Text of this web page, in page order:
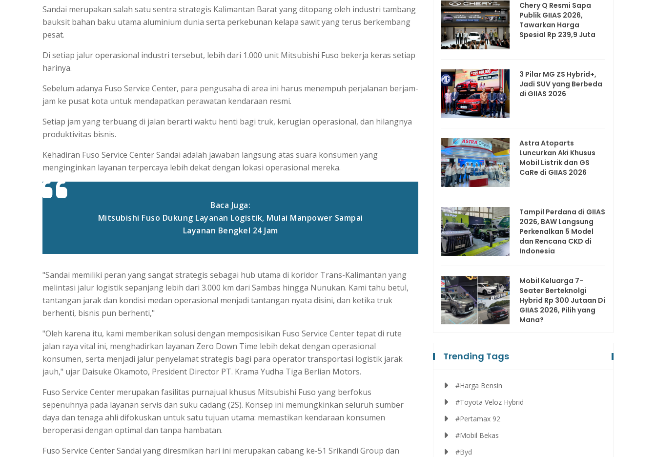
Sandai merupakan salah satu sentra strategis Kalimantan Barat yang ditopang oleh industri tambang
bauksit bahan baku utama aluminium dunia serta perkebunan kelapa sawit yang terus berkembang
pesat.
Di setiap jalur operasional industri tersebut, lebih dari 1.000 unit Mitsubishi Fuso bekerja keras setiap
harinya.
Sebelum adanya Fuso Service Center, para pengusaha di area ini harus menempuh perjalanan berjam-
jam ke pusat kota untuk mendapatkan perawatan kendaraan resmi.
Setiap jam yang terbuang di jalan berarti waktu henti bagi truk, kerugian operasional, dan hilangnya
produktivitas bisnis.
Kehadiran Fuso Service Center Sandai adalah jawaban langsung atas suara konsumen yang
menginginkan layanan terpercaya lebih dekat dengan lokasi operasional mereka.
Baca Juga:
Mitsubishi Fuso Dukung Layanan Logistik, Mulai Manpower Sampai
Layanan Bengkel 24 Jam
"Sandai memiliki peran yang sangat strategis sebagai hub utama di koridor Trans-Kalimantan yang
melintasi jalur logistik sepanjang lebih dari 3.000 km dari Sambas hingga Nunukan. Kami tahu betul,
tantangan jarak dan kondisi medan operasional menjadi tantangan nyata disini, dan ketika truk
berhenti, bisnis pun berhenti,"
"Oleh karena itu, kami memberikan solusi dengan memposisikan Fuso Service Center tepat di rute
jalan raya vital ini, menghadirkan layanan Zero Down Time lebih dekat dengan operasional
konsumen, serta menjadi jalur penyelamat strategis bagi para operator transportasi logistik jarak
jauh," ujar Daisuke Okamoto, President Director PT. Krama Yudha Tiga Berlian Motors.
Fuso Service Center merupakan fasilitas purnajual khusus Mitsubishi Fuso yang berfokus
sepenuhnya pada layanan servis dan suku cadang (2S). Konsep ini memungkinkan seluruh sumber
daya dan tenaga ahli difokuskan untuk satu tujuan utama: memastikan kendaraan konsumen
beroperasi dengan optimal dan tanpa hambatan.
Fuso Service Center Sandai yang diresmikan hari ini merupakan cabang ke-51 Srikandi Group dan
Chery Q Resmi Sapa
Publik GIIAS 2026,
Tawarkan Harga
Spesial Rp 239,9 Juta
3 Pilar MG ZS Hybrid+,
Jadi SUV yang Berbeda
di GIIAS 2026
Astra Atoparts
Luncurkan Aki Khusus
Mobil Listrik dan GS
CaRe di GIIAS 2026
Tampil Perdana di GIIAS
2026, BAW Langsung
Perkenalkan 5 Model
dan Rencana CKD di
Indonesia
Mobil Keluarga 7-
Seater Berteknolgi
Hybrid Rp 300 Jutaan Di
GIIAS 2026, Pilih yang
Mana?
Trending Tags
#Harga Bensin
#Toyota Veloz Hybrid
#Pertamax 92
#Mobil Bekas
#Byd